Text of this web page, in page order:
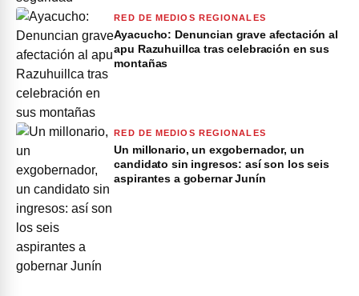
RED DE MEDIOS REGIONALES
Ayacucho: Denuncian grave afectación al
apu Razuhuillca tras celebración en sus
montañas
RED DE MEDIOS REGIONALES
Un millonario, un exgobernador, un
candidato sin ingresos: así son los seis
aspirantes a gobernar Junín